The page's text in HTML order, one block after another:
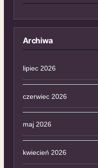
Archiwa
lipiec 2026
czerwiec 2026
maj 2026
kwiecień 2026